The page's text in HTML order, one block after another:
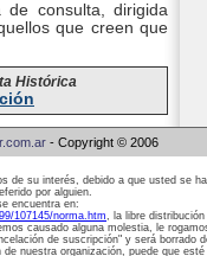
de consulta, dirigida
que creen que
Histórica
- Copyright © 2006
de su interés, debido a que usted se
por alguien.
encuentra en:
107145/norma.htm, la libre
causado alguna molestia, le
de suscripción" y será borrado
nuestra organización, puede que